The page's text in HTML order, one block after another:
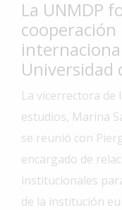
Interés
General
La
Ciudad
Deportes
y
Espectáculos
Policiales
La UNMDP
cooperación
Universidad
La vicerrectora de
estudios, Marina
se reunió con
encargado de
institucionales
de la institución